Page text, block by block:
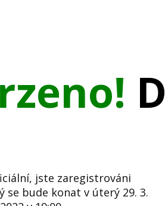
jste zaregistrováni
se bude konat v úterý 29. 3.